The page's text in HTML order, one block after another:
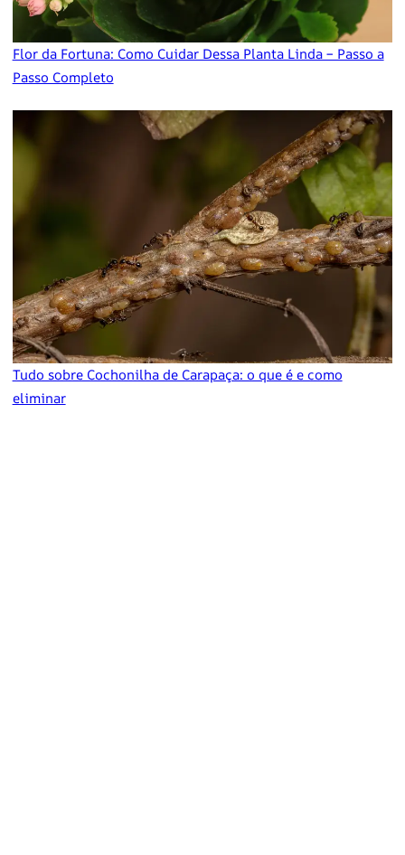
Flor da Fortuna: Como Cuidar Dessa Planta Linda – Passo a
Passo Completo
Tudo sobre Cochonilha de Carapaça: o que é e como
eliminar